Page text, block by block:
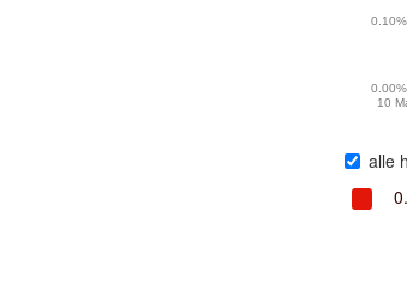
10
0.00%
0.10%
alle